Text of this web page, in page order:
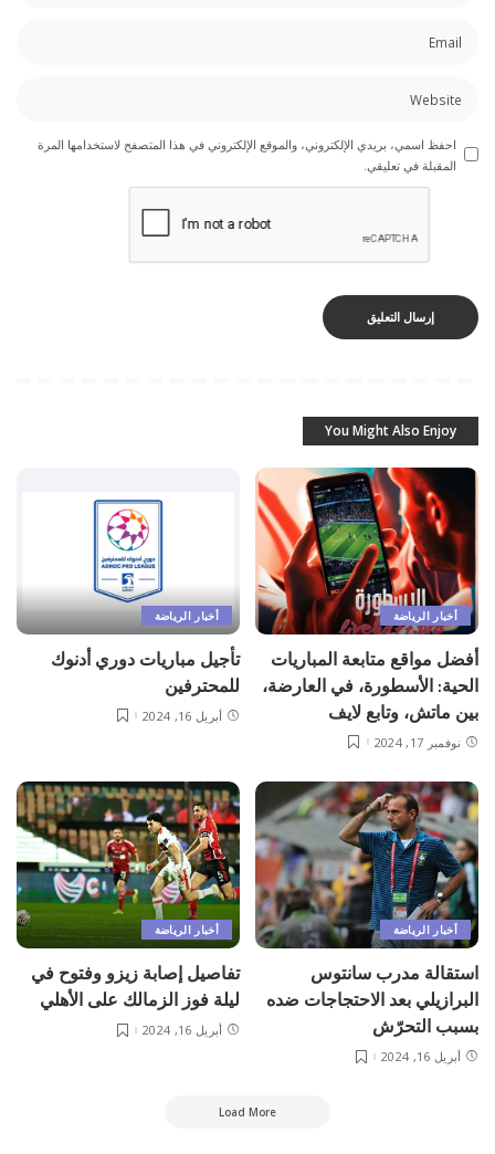
احفظ اسمي، بريدي الإلكتروني، والموقع الإلكتروني في هذا المتصفح لاستخدامها المرة
المقبلة في تعليقي.
You Might Also Enjoy
أخبار الرياضة
أفضل مواقع متابعة المباريات
الحية: الأسطورة، في العارضة،
بين ماتش، وتابع لايف
نوفمبر 17, 2024
أخبار الرياضة
تأجيل مباريات دوري أدنوك
للمحترفين
أبريل 16, 2024
أخبار الرياضة
استقالة مدرب سانتوس
البرازيلي بعد الاحتجاجات ضده
بسبب التحرّش
أبريل 16, 2024
أخبار الرياضة
تفاصيل إصابة زيزو وفتوح في
ليلة فوز الزمالك على الأهلي
أبريل 16, 2024
Load More